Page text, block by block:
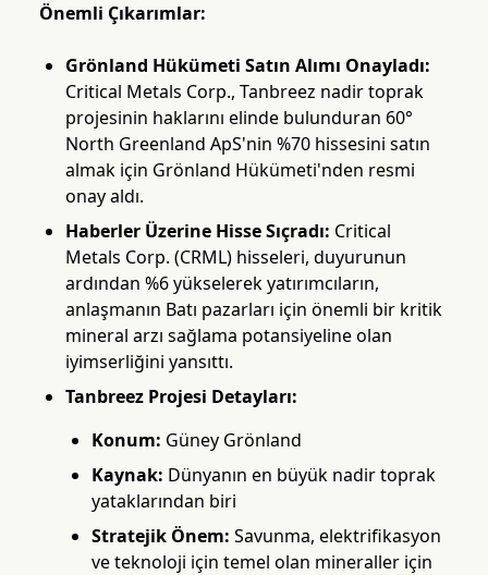
Önemli Çıkarımlar:
Grönland Hükümeti Satın Alımı Onayladı:
Critical Metals Corp., Tanbreez nadir toprak
projesinin haklarını elinde bulunduran 60°
North Greenland ApS'nin %70 hissesini satın
almak için Grönland Hükümeti'nden resmi
onay aldı.
Haberler Üzerine Hisse Sıçradı: Critical
Metals Corp. (CRML) hisseleri, duyurunun
ardından %6 yükselerek yatırımcıların,
anlaşmanın Batı pazarları için önemli bir kritik
mineral arzı sağlama potansiyeline olan
iyimserliğini yansıttı.
Tanbreez Projesi Detayları:
Konum: Güney Grönland
Kaynak: Dünyanın en büyük nadir toprak
yataklarından biri
Stratejik Önem: Savunma, elektrifikasyon
ve teknoloji için temel olan mineraller için